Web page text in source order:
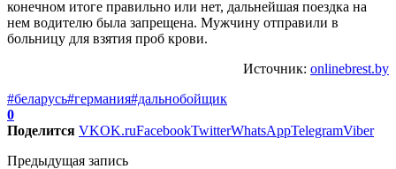
конечном итоге правильно или нет, дальнейшая поездка на
нем водителю была запрещена. Мужчину отправили в
больницу для взятия проб крови.
Источник: onlinebrest.by
#беларусь#германия#дальнобойщик
0
Поделится VKOK.ruFacebookTwitterWhatsAppTelegramViber
Предыдущая запись